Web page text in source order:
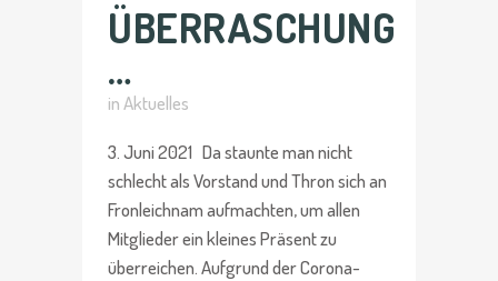
ÜBERRASCHUNG
…
inAktuelles
3. Juni 2021 Da staunte man nicht
schlecht als Vorstand und Thron sich an
Fronleichnam aufmachten, um allen
Mitglieder ein kleines Präsent zu
überreichen. Aufgrund der Corona-